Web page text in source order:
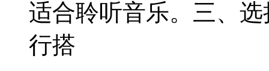
适合聆听音乐。三、
行搭